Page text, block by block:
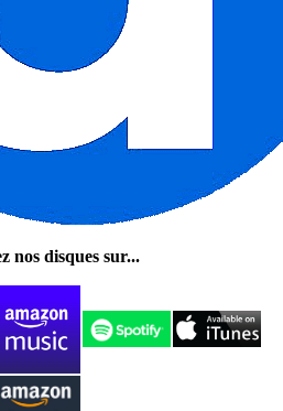
nos disques sur...